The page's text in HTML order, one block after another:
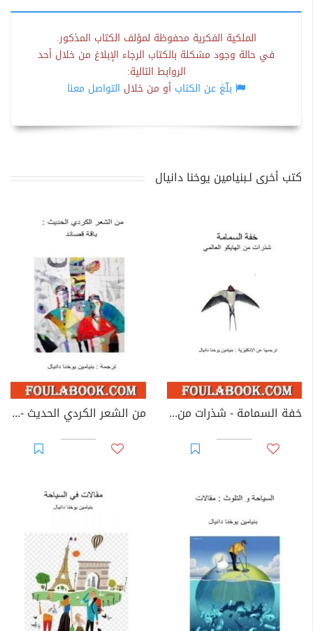
الملكية الفكرية محفوظة لمؤلف الكتاب المذكور.
في حالة وجود مشكلة بالكتاب الرجاء الإبلاغ من خلال أحد
الروابط التالية:
بلّغ عن الكتاب أو من خلال التواصل معنا
كتب أخرى لـبنيامين يوخنا دانيال
خفة السمامة - شذرات من الهايكو العالمي من الشعر الكردي الحديث - باقة قصائد